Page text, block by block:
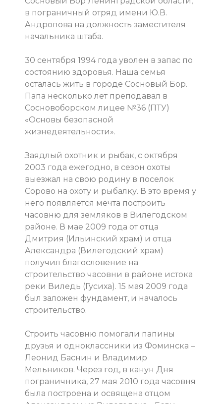
в пограничный отряд имени Ю.В.
Андропова на должность заместителя
начальника штаба.
30 сентября 1994 года уволен в запас по
состоянию здоровья. Наша семья
осталась жить в городе Сосновый Бор.
Папа несколько лет преподавал в
Сосновоборском лицее №36 (ПТУ)
«Основы безопасной
жизнедеятельности».
Заядлый охотник и рыбак, с октября
2003 года ежегодно, в сезон охоты
выезжал на свою родину в поселок
Сорово на охоту и рыбалку. В это время у
него появляется мечта построить
часовню для земляков в Вилегодском
районе. В мае 2009 года от отца
Дмитрия (Ильинский храм) и отца
Александра (Вилегодский храм)
получил благословение на
строительство часовни в районе истока
реки Виледь (Гусиха). 15 мая 2009 года
был заложен фундамент, и началось
строительство.
Строить часовню помогали папины
друзья и одноклассники из Фоминска –
Леонид Баснин и Владимир
Мельников. Через год, в канун Дня
пограничника, 27 мая 2010 года часовня
была построена и освящена отцом